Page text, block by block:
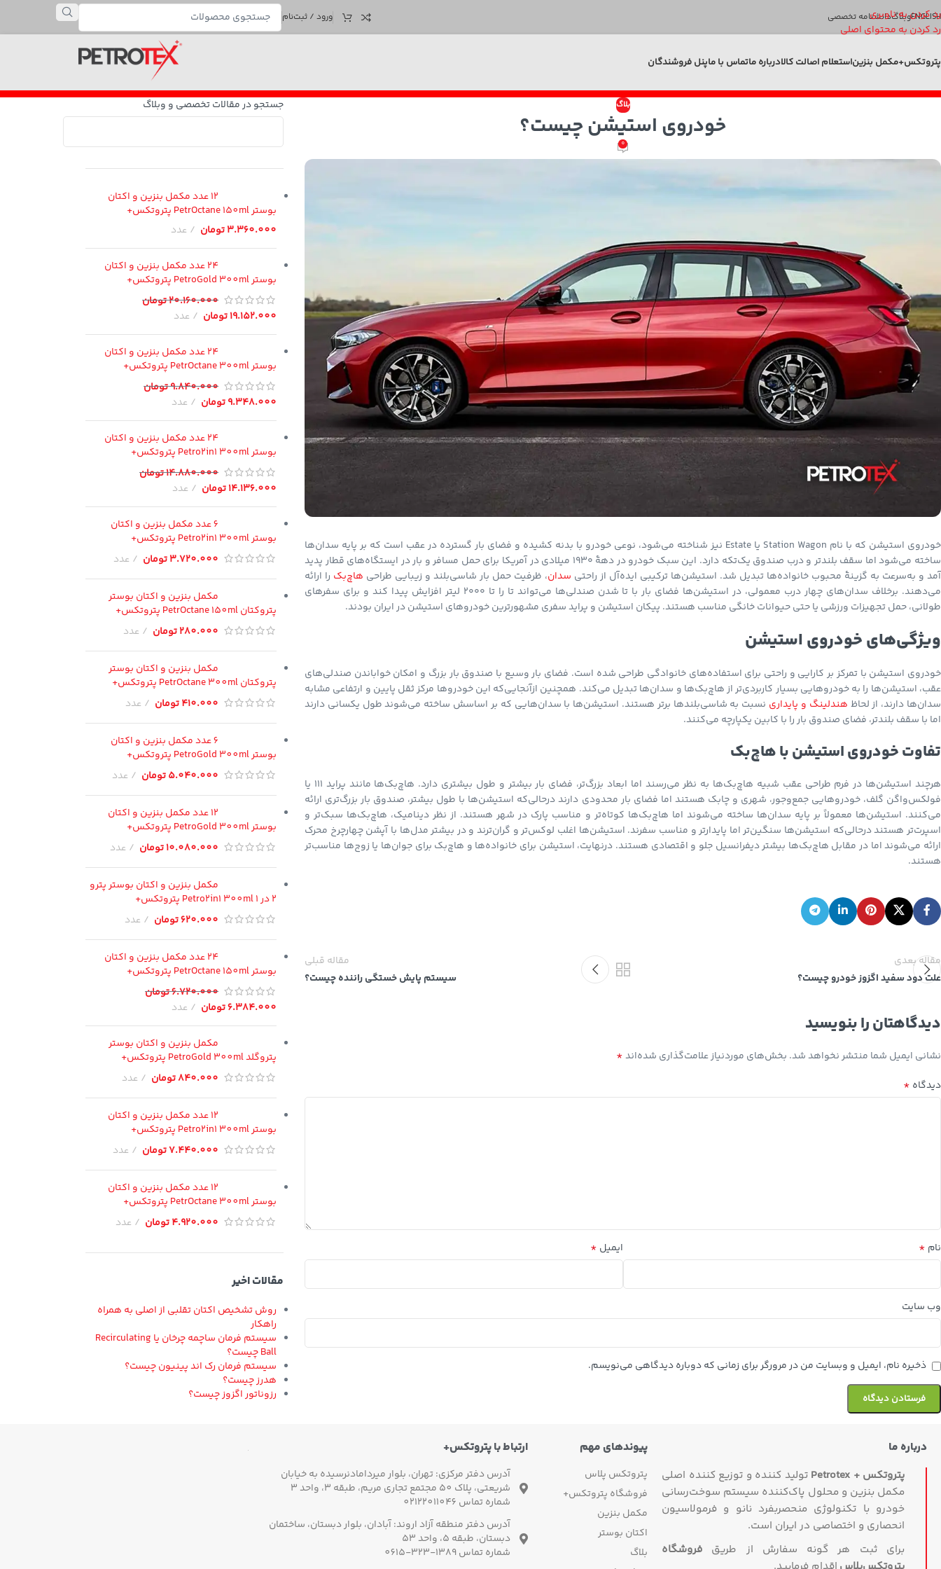
رد کردن به ناوبری
رد کردن به محتوای اصلی
ENGLISHوبلاگدانشنامه تخصصی ورود / ثبت‌نام
پتروتکس+مکمل بنزیناستعلام اصالت کالادرباره ماتماس با ماپنل فروشندگان
بلاگ
خودروی استیشن چیست؟
0
خودروی استیشن که با نام Station Wagon یا Estate نیز شناخته می‌شود، نوعی خودرو با بدنه کشیده و فضای بار گسترده در عقب است که بر پایه سدان‌ها
ساخته می‌شود اما سقف بلندتر و درب صندوق یک‌تکه دارد. این سبک خودرو در دههٔ ۱۹۳۰ میلادی در آمریکا برای حمل مسافر و بار در ایستگاه‌های قطار پدید
آمد و به‌سرعت به گزینهٔ محبوب خانواده‌ها تبدیل شد. استیشن‌ها ترکیبی ایده‌آل از راحتی سدان، ظرفیت حمل بار شاسی‌بلند و زیبایی طراحی هاچ‌بک را ارائه
می‌دهند. برخلاف سدان‌های چهار درب معمولی، در استیشن‌ها فضای بار با تا شدن صندلی‌ها می‌تواند تا را تا ۲۰۰۰ لیتر افزایش پیدا کند و برای سفرهای
طولانی، حمل تجهیزات ورزشی یا حتی حیوانات خانگی مناسب هستند. پیکان استیشن و پراید سفری مشهورترین خودروهای استیشن در ایران بودند.
ویژگی‌های خودروی استیشن
خودروی استیشن با تمرکز بر کارایی و راحتی برای استفاده‌های خانوادگی طراحی شده است. فضای بار وسیع با صندوق بار بزرگ و امکان خواباندن صندلی‌های
عقب، استیشن‌ها را به خودروهایی بسیار کاربردی‌تر از هاچ‌بک‌ها و سدان‌ها تبدیل می‌کند. همچنین ازآنجایی‌که این خودروها مرکز ثقل پایین و ارتفاعی مشابه
سدان‌ها دارند، از لحاظ هندلینگ و پایداری نسبت به شاسی‌بلندها برتر هستند. استیشن‌ها با سدان‌هایی که بر اساسش ساخته می‌شوند طول یکسانی دارند
اما با سقف بلندتر، فضای صندوق بار را با کابین یکپارچه می‌کنند.
تفاوت خودروی استیشن با هاچ‌بک
هرچند استیشن‌ها در فرم طراحی عقب شبیه هاچ‌بک‌ها به نظر می‌رسند اما ابعاد بزرگ‌تر، فضای بار بیشتر و طول بیشتری دارد. هاچ‌بک‌ها مانند پراید 111 یا
فولکس‌واگن گلف، خودروهایی جمع‌وجور، شهری و چابک هستند اما فضای بار محدودی دارند درحالی‌که استیشن‌ها با طول بیشتر، صندوق بار بزرگ‌تری ارائه
می‌کنند. استیشن‌ها معمولاً بر پایه سدان‌ها ساخته می‌شوند اما هاچ‌بک‌ها کوتاه‌تر و مناسب پارک در شهر هستند. از نظر دینامیک، هاچ‌بک‌ها سبک‌تر و
اسپرت‌تر هستند درحالی‌که استیشن‌ها سنگین‌تر اما پایدارتر و مناسب سفرند. استیشن‌ها اغلب لوکس‌تر و گران‌ترند و در بیشتر مدل‌ها با آپشن چهارچرخ محرک
ارائه می‌شوند اما در مقابل هاچ‌بک‌ها بیشتر دیفرانسیل جلو و اقتصادی هستند. درنهایت، استیشن برای خانواده‌ها و هاچ‌بک برای جوان‌ها یا زوج‌ها مناسب‌تر
هستند.
مقاله بعدی
علت دود سفید اگزوز خودرو چیست؟
مقاله قبلی
سیستم پایش خستگی راننده چیست؟
دیدگاهتان را بنویسید
نشانی ایمیل شما منتشر نخواهد شد. بخش‌های موردنیاز علامت‌گذاری شده‌اند*
دیدگاه *
نام * ایمیل *
وب‌ سایت
ذخیره نام، ایمیل و وبسایت من در مرورگر برای زمانی که دوباره دیدگاهی می‌نویسم.
جستجو در مقالات تخصصی و وبلاگ
12 عدد مکمل بنزین و اکتان
بوستر PetrOctane 150ml پتروتکس+
3.360.000تومان عدد
24 عدد مکمل بنزین و اکتان
بوستر PetroGold 300ml پتروتکس+
20.160.000تومان
19.152.000تومان عدد
24 عدد مکمل بنزین و اکتان
بوستر PetrOctane 300ml پتروتکس+
9.840.000تومان
9.348.000تومان عدد
24 عدد مکمل بنزین و اکتان
بوستر Petro2in1 300ml پتروتکس+
14.880.000تومان
14.136.000تومان عدد
6 عدد مکمل بنزین و اکتان
بوستر Petro2in1 300ml پتروتکس+
3.720.000تومان عدد
مکمل بنزین و اکتان بوستر
پتروکتان PetrOctane 150ml پتروتکس+
280.000تومان عدد
مکمل بنزین و اکتان بوستر
پتروکتان PetrOctane 300ml پتروتکس+
410.000تومان عدد
6 عدد مکمل بنزین و اکتان
بوستر PetroGold 300ml پتروتکس+
5.040.000تومان عدد
12 عدد مکمل بنزین و اکتان
بوستر PetroGold 300ml پتروتکس+
10.080.000تومان عدد
مکمل بنزین و اکتان بوستر پترو
2 در 1 Petro2in1 300ml پتروتکس+
620.000تومان عدد
24 عدد مکمل بنزین و اکتان
بوستر PetrOctane 150ml پتروتکس+
6.720.000تومان
6.384.000تومان عدد
مکمل بنزین و اکتان بوستر
پتروگلد PetroGold 300ml پتروتکس+
840.000تومان عدد
12 عدد مکمل بنزین و اکتان
بوستر Petro2in1 300ml پتروتکس+
7.440.000تومان عدد
12 عدد مکمل بنزین و اکتان
بوستر PetrOctane 300ml پتروتکس+
4.920.000تومان عدد
مقالات اخیر
روش تشخیص اکتان تقلبی از اصلی به همراه
راهکار
سیستم فرمان ساچمه چرخان یا Recirculating
Ball چیست؟
سیستم فرمان رک اند پینیون چیست؟
هدرز چیست؟
رزوناتور اگزوز چیست؟
درباره ما
پتروتکس + Petrotex
تولید کننده و توزیع کننده اصلی
مکمل بنزین و محلول پاک‌کننده سیستم سوخت‌رسانی
خودرو با تکنولوژی منحصربفرد نانو و فرمولاسیون
انحصاری و اختصاصی در ایران است.
برای ثبت هر گونه سفارش از طریق فروشگاه
پیوندهای مهم
پتروتکس پلاس
فروشگاه پتروتکس+
مکمل بنزین
اکتان بوستر
بلاگ
ارتباط با پتروتکس+
آدرس دفتر مرکزی: تهران، بلوار میردامادنرسیده به خیابان
شریعتی، پلاک 50 مجتمع تجاری مریم، طبقه 3، واحد 3
شماره تماس 02122011046
آدرس دفتر منطقه آزاد اروند: آبادان، بلوار دبستان، ساختمان
دبستان، طبقه 5، واحد 53
شماره تماس 1389-323-0615
Instagram